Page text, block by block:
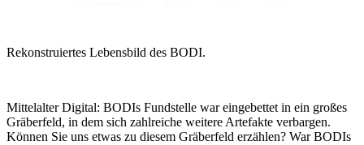
Rekonstruiertes Lebensbild des BODI.
Mittelalter Digital: BODIs Fundstelle war eingebettet in ein großes
Gräberfeld, in dem sich zahlreiche weitere Artefakte verbargen.
Können Sie uns etwas zu diesem Gräberfeld erzählen? War BODIs